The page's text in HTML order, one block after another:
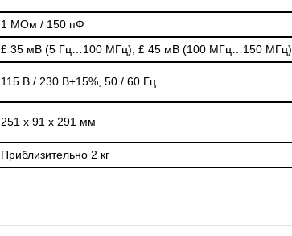
1 МОм / 150 пФ
£35 мВ (5 Гц…100 МГц), £45 мВ (100 МГц…150 МГц)
115 В / 230 В±15%, 50 / 60 Гц
251 x 91 x 291 мм
Приблизительно 2 кг